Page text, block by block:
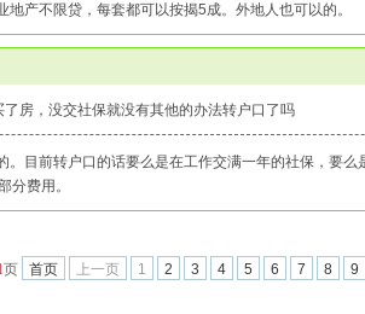
地产不限贷，每套都可以按揭5成。外地人也可以的。
了房，没交社保就没有其他的办法转户口了吗
。目前转户口的话要么是在工作交满一年的社保，要
分费用。
页 首页 上一页 1 2 3 4 5 6 7 8 9